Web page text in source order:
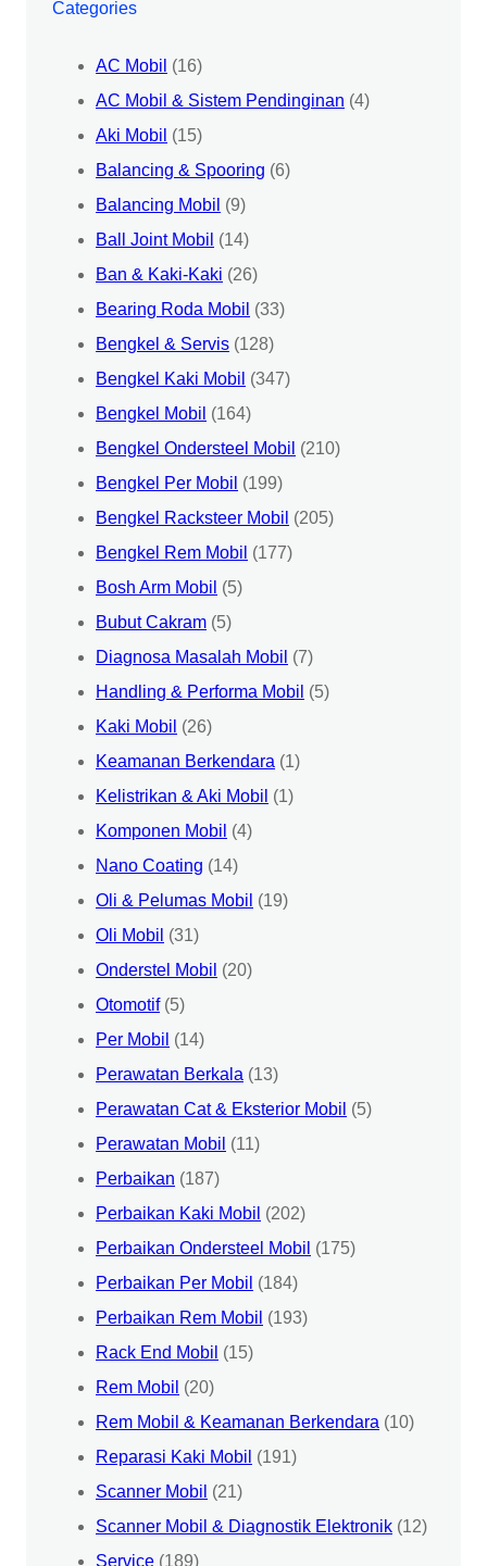
Categories
AC Mobil (16)
AC Mobil & Sistem Pendinginan (4)
Aki Mobil (15)
Balancing & Spooring (6)
Balancing Mobil (9)
Ball Joint Mobil (14)
Ban & Kaki-Kaki (26)
Bearing Roda Mobil (33)
Bengkel & Servis (128)
Bengkel Kaki Mobil (347)
Bengkel Mobil (164)
Bengkel Ondersteel Mobil (210)
Bengkel Per Mobil (199)
Bengkel Racksteer Mobil (205)
Bengkel Rem Mobil (177)
Bosh Arm Mobil (5)
Bubut Cakram (5)
Diagnosa Masalah Mobil (7)
Handling & Performa Mobil (5)
Kaki Mobil (26)
Keamanan Berkendara (1)
Kelistrikan & Aki Mobil (1)
Komponen Mobil (4)
Nano Coating (14)
Oli & Pelumas Mobil (19)
Oli Mobil (31)
Onderstel Mobil (20)
Otomotif(5)
Per Mobil (14)
Perawatan Berkala (13)
Perawatan Cat & Eksterior Mobil (5)
Perawatan Mobil (11)
Perbaikan (187)
Perbaikan Kaki Mobil (202)
Perbaikan Ondersteel Mobil (175)
Perbaikan Per Mobil (184)
Perbaikan Rem Mobil (193)
Rack End Mobil (15)
Rem Mobil (20)
Rem Mobil & Keamanan Berkendara (10)
Reparasi Kaki Mobil (191)
Scanner Mobil (21)
Scanner Mobil & Diagnostik Elektronik (12)
Service (189)